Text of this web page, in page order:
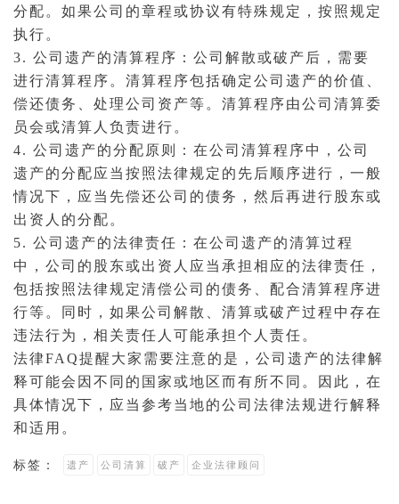
分配。如果公司的章程或协议有特殊规定，按照规定
执行。
3. 公司遗产的清算程序：公司解散或破产后，需要
进行清算程序。清算程序包括确定公司遗产的价值、
偿还债务、处理公司资产等。清算程序由公司清算委
员会或清算人负责进行。
4. 公司遗产的分配原则：在公司清算程序中，公司
遗产的分配应当按照法律规定的先后顺序进行，一般
情况下，应当先偿还公司的债务，然后再进行股东或
出资人的分配。
5. 公司遗产的法律责任：在公司遗产的清算过程
中，公司的股东或出资人应当承担相应的法律责任，
包括按照法律规定清偿公司的债务、配合清算程序进
行等。同时，如果公司解散、清算或破产过程中存在
违法行为 ，相关责任人可能承担个人责任。
法律FAQ提醒大家需要注意的是，公司遗产的法律解
释可能会因不同的国家或地区而有所不同。因此，在
具体情况下，应当参考当地的公司法律法规进行解释
和适用。
标签： 遗产 公司清算 破产 企业法律顾问